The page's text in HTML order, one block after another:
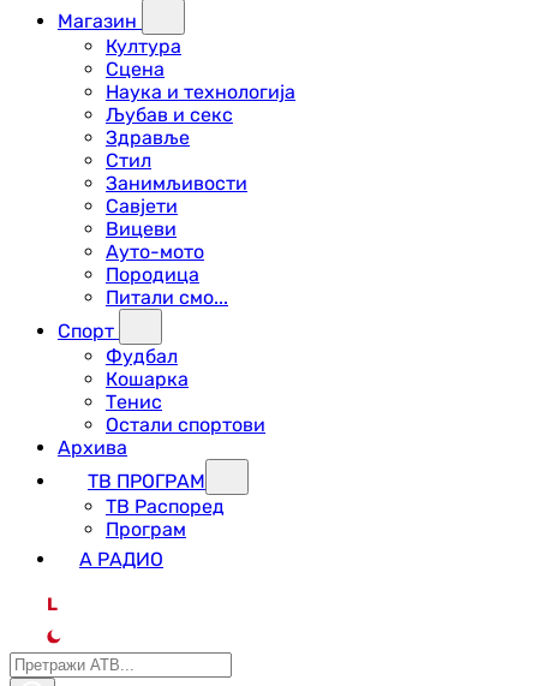
Магазин
Култура
Сцена
Наука и технологија
Љубав и секс
Здравље
Стил
Занимљивости
Савјети
Вицеви
Ауто-мото
Породица
Питали смо...
Спорт
Фудбал
Кошарка
Тенис
Остали спортови
Архива
ТВ ПРОГРАМ
ТВ Распоред
Програм
А РАДИО
L